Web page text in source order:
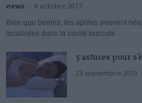
news - 9 octobre 2017
Bien que bénins, les aphtes peuvent
localisées dans la cavité buccale ...
5 astuces pour
23 septembre 2019